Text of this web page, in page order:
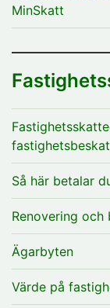
MinSkatt
Så här betalar
Renovering och
Ägarbyten
Värde på